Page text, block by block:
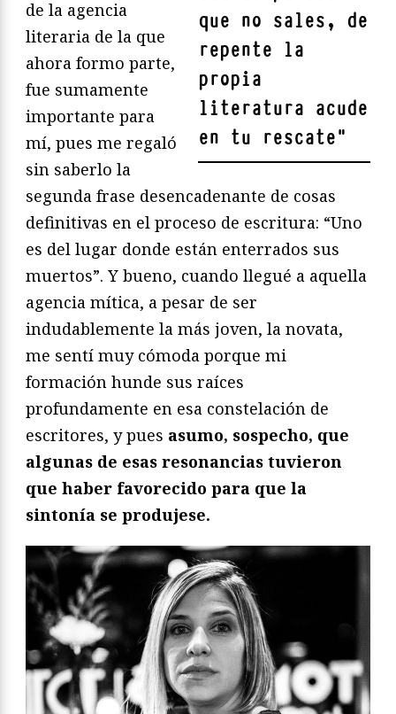
que no sales, de
repente la
propia
literatura acude
en tu rescate"
de la agencia
literaria de la que
ahora formo parte,
fue sumamente
importante para
mí, pues me regaló
sin saberlo la
segunda frase desencadenante de cosas
definitivas en el proceso de escritura: “Uno
es del lugar donde están enterrados sus
muertos”. Y bueno, cuando llegué a aquella
agencia mítica, a pesar de ser
indudablemente la más joven, la novata,
me sentí muy cómoda porque mi
formación hunde sus raíces
profundamente en esa constelación de
escritores, y pues asumo, sospecho, que
algunas de esas resonancias tuvieron
que haber favorecido para que la
sintonía se produjese.